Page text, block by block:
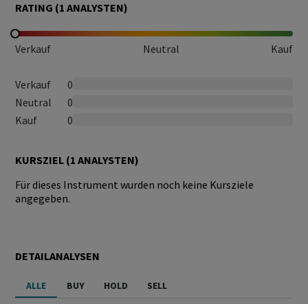
RATING (1 ANALYSTEN)
Verkauf Neutral Kauf
Verkauf
0
Neutral
0
Kauf
0
KURSZIEL (1 ANALYSTEN)
Für dieses Instrument wurden noch keine Kursziele
angegeben.
DETAILANALYSEN
ALLE BUY HOLD SELL